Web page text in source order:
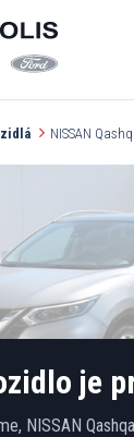
NISSAN
je
NISSAN